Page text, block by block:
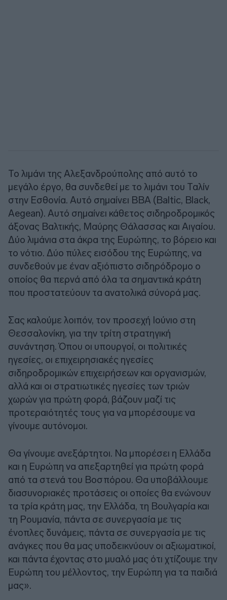
Το λιμάνι της Αλεξανδρούπολης από αυτό το
μεγάλο έργο, θα συνδεθεί με το λιμάνι του Ταλίν
στην Εσθονία. Αυτό σημαίνει BBA (Baltic, Black,
Aegean). Αυτό σημαίνει κάθετος σιδηροδρομικός
άξονας Βαλτικής, Μαύρης Θάλασσας και Αιγαίου.
Δύο λιμάνια στα άκρα της Ευρώπης, το βόρειο και
το νότιο. Δύο πύλες εισόδου της Ευρώπης, να
συνδεθούν με έναν αξιόπιστο σιδηρόδρομο ο
οποίος θα περνά από όλα τα σημαντικά κράτη
που προστατεύουν τα ανατολικά σύνορά μας.
Σας καλούμε λοιπόν, τον προσεχή Ιούνιο στη
Θεσσαλονίκη, για την τρίτη στρατηγική
συνάντηση. Όπου οι υπουργοί, οι πολιτικές
ηγεσίες, οι επιχειρησιακές ηγεσίες
σιδηροδρομικών επιχειρήσεων και οργανισμών,
αλλά και οι στρατιωτικές ηγεσίες των τριών
χωρών για πρώτη φορά, βάζουν μαζί τις
προτεραιότητές τους για να μπορέσουμε να
γίνουμε αυτόνομοι.
Θα γίνουμε ανεξάρτητοι. Να μπορέσει η Ελλάδα
και η Ευρώπη να απεξαρτηθεί για πρώτη φορά
από τα στενά του Βοσπόρου. Θα υποβάλλουμε
διασυνοριακές προτάσεις οι οποίες θα ενώνουν
τα τρία κράτη μας, την Ελλάδα, τη Βουλγαρία και
τη Ρουμανία, πάντα σε συνεργασία με τις
ένοπλες δυνάμεις, πάντα σε συνεργασία με τις
ανάγκες που θα μας υποδεικνύουν οι αξιωματικοί,
και πάντα έχοντας στο μυαλό μας ότι χτίζουμε την
Ευρώπη του μέλλοντος, την Ευρώπη για τα παιδιά
μας».